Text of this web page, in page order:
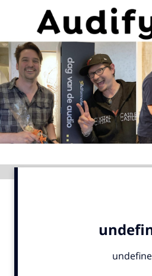
Home
9 sept: GenAI-training
12 nov: MarketingLive!
Adverteren
Events
Vacatures